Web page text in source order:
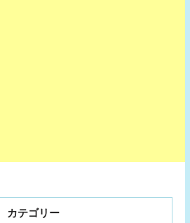
カテゴリー